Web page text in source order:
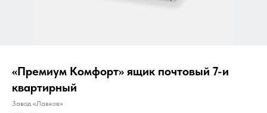
«Премиум Комфорт» ящик почтовый 7-и
квартирный
Завод «Лавков»